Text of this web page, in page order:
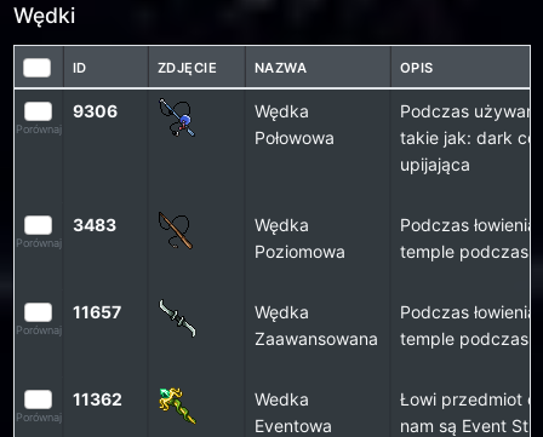
Wędki
ID ZDJĘCIE NAZWA OPIS
Porównaj
9306
Wędka
Połowowa
Podczas
takie jak: dark
upijająca
Porównaj
3483
Wędka
Poziomowa
Podczas
temple podczas
Porównaj
11657
Wędka
Zaawansowana
Podczas
temple podczas
Porównaj
11362
Wedka
Eventowa
Łowi przedmiot o
nam są Event